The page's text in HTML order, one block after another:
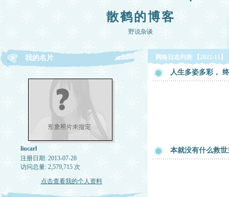
散鹤的博客
野说杂谈
我的名片
liucarl
注册日期: 2013-07-28
访问总量: 2,579,715 次
点击查看我的个人资料
网络日志列表 【2022-11】
人生多姿多彩，
本就没有什么救